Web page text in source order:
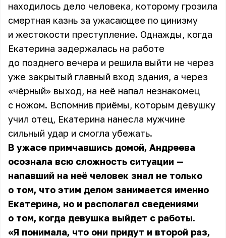
находилось дело человека, которому грозила
смертная казнь за ужасающее по цинизму
и жестокости преступление. Однажды, когда
Екатерина задержалась на работе
до позднего вечера и решила выйти не через
уже закрытый главный вход здания, а через
«чёрный» выход, на неё напал незнакомец
с ножом. Вспомнив приёмы, которым девушку
учил отец, Екатерина нанесла мужчине
сильный удар и смогла убежать.
В ужасе примчавшись домой, Андреева
осознала всю сложность ситуации —
напавший на неё человек знал не только
о том, что этим делом занимается именно
Екатерина, но и располагал сведениями
о том, когда девушка выйдет с работы.
«Я понимала, что они придут и второй раз,